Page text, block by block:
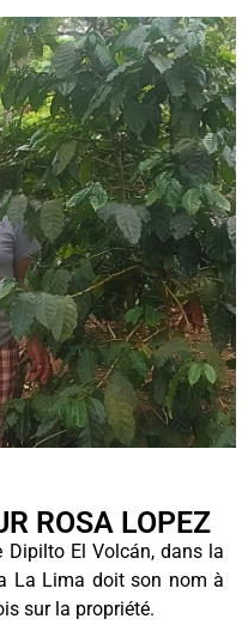
ROSA LOPEZ
El Volcán, dans la
La Lima doit son nom à
sur la propriété.